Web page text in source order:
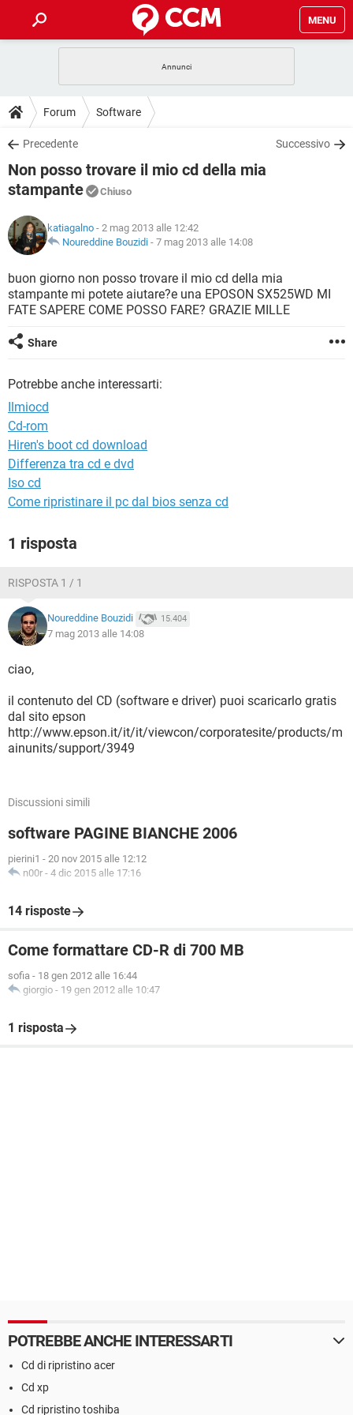
MENU
INTRATTENIMENTO
iOS
INSTAGRAM WHATSAPP
TIKTOK
HARDWARE
GUIDE
COVID-19
iOS
TIKTOK FACEBOOK
DOWNLOAD
COVID-19 GAMING
INTRATTENIMENTO
iOS WINDOWS 10
INSTAGRAM
TIKTOK FACEBOOK
HARDWARE
FORUM
INTRATTENIMENTO ANDROID
INSTAGRAM WHATSAPP
HARDWARE
GLOSSARIO
COVID-19
INTRATTENIMENTO ANDROID
iOS WINDOWS 10
INSTAGRAM
HARDWARE
Forum Software
Precedente Successivo
Non posso trovare il mio cd della mia
stampante
Chiuso
katiagalno - 2 mag 2013 alle 12:42
Noureddine Bouzidi - 7 mag 2013 alle 14:08
buon giorno non posso trovare il mio cd della mia
stampante mi potete aiutare?e una EPOSON SX525WD MI
FATE SAPERE COME POSSO FARE? GRAZIE MILLE
Share
Potrebbe anche interessarti:
Ilmiocd
Cd-rom
Hiren's boot cd download
Differenza tra cd e dvd
Iso cd
Come ripristinare il pc dal bios senza cd
1 risposta
RISPOSTA 1 / 1
Noureddine Bouzidi 15.404
7 mag 2013 alle 14:08
ciao,
il contenuto del CD (software e driver) puoi scaricarlo gratis
dal sito epson
http://www.epson.it/it/it/viewcon/corporatesite/products/m
ainunits/support/3949
Discussioni simili
software PAGINE BIANCHE 2006
pierini1 - 20 nov 2015 alle 12:12
n00r - 4 dic 2015 alle 17:16
14 risposte
Come formattare CD-R di 700 MB
sofia - 18 gen 2012 alle 16:44
giorgio - 19 gen 2012 alle 10:47
1 risposta
POTREBBE ANCHE INTERESSARTI
Cd di ripristino acer
Cd xp
Cd ripristino toshiba